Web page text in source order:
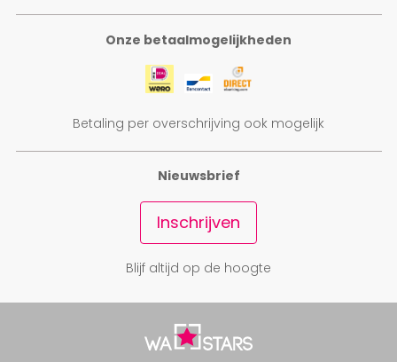
Onze betaalmogelijkheden
Betaling per overschrijving ook mogelijk
Nieuwsbrief
Inschrijven
Blijf altijd op de hoogte